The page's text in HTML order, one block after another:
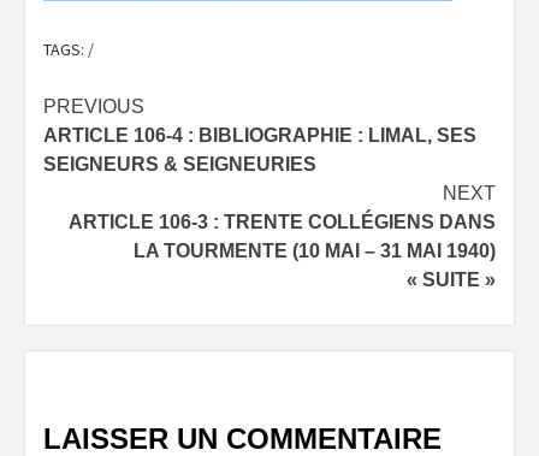
TAGS: /
Post
navigation
PREVIOUS
ARTICLE 106-4 : BIBLIOGRAPHIE : LIMAL, SES
SEIGNEURS & SEIGNEURIES
NEXT
ARTICLE 106-3 : TRENTE COLLÉGIENS DANS
LA TOURMENTE (10 MAI – 31 MAI 1940)
« SUITE »
LAISSER UN COMMENTAIRE